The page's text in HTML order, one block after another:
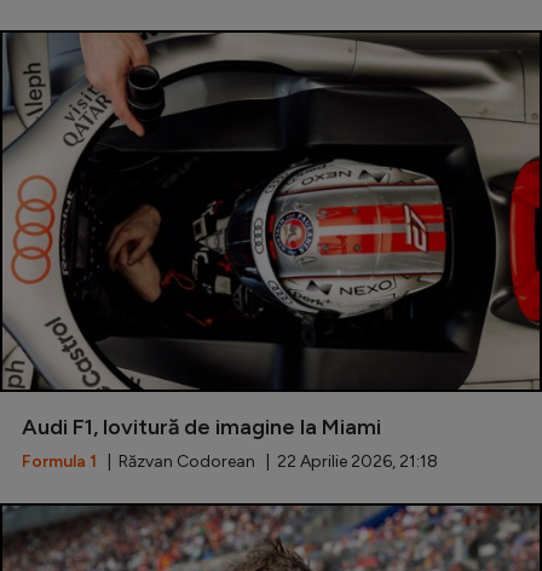
Audi F1, lovitură de imagine la Miami
Formula 1 | Răzvan Codorean | 22 Aprilie 2026, 21:18